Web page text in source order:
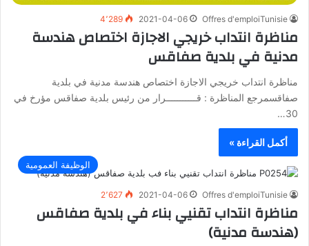
Offres d'emploiTunisie
2021-04-06 4٬289
مناظرة انتداب خريجي الاجازة اختصاص هندسة
مدنية في بلدية صفاقس
مناظرة انتداب خريجي الاجازة اختصاص هندسة مدنية في بلدية
صفاقسمرجع المناظرة : قـــــــــــرار من رئيس بلدية صفاقس مؤرخ في
30…
أكمل القراءة »
الوظيفة العمومية
Offres d'emploiTunisie
2021-04-06 2٬627
مناظرة انتداب تقنيي بناء في بلدية صفاقس
(هندسة مدنية)